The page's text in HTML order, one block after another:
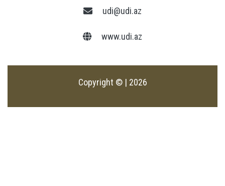
udi@udi.az
www.udi.az
Copyright © | 2026